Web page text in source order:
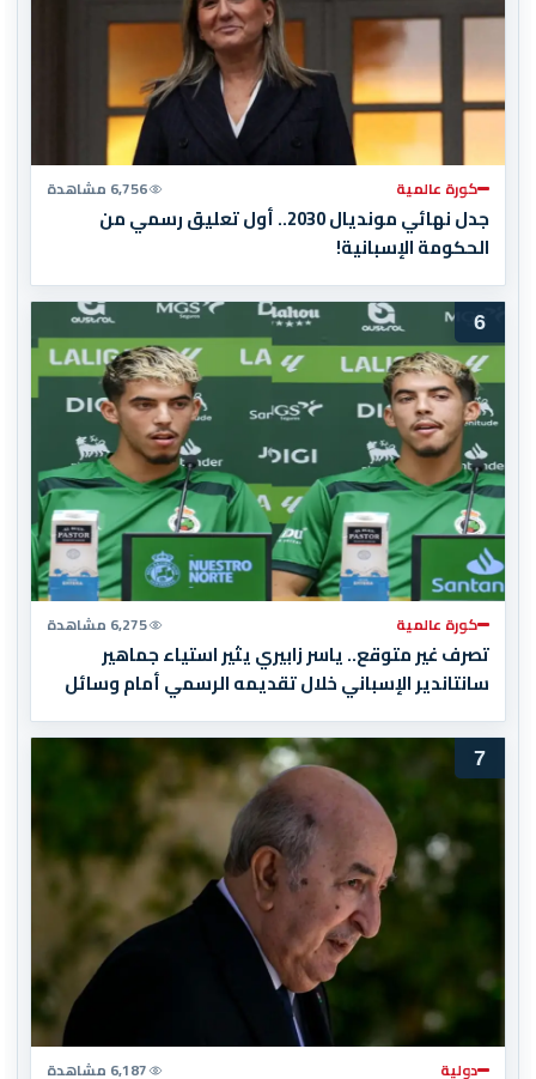
كورة عالمية 6,756 مشاهدة
جدل نهائي مونديال 2030.. أول تعليق رسمي من
الحكومة الإسبانية!
6
كورة عالمية 6,275 مشاهدة
تصرف غير متوقع.. ياسر زابيري يثير استياء جماهير
سانتاندير الإسباني خلال تقديمه الرسمي أمام وسائل
7
دولية 6,187 مشاهدة